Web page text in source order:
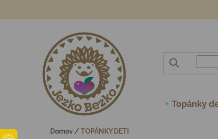
Topánky
Domov / TOPÁNKY DETI